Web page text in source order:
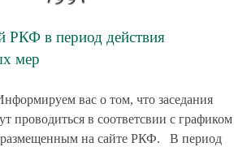
РКФ в период действия
мер
вас о том, что заседания
проводиться в соответсвии с графиком
на сайте РКФ. В период